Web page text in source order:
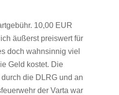
10,00 EUR
äußerst preiswert für
doch wahnsinnig viel
Geld kostet. Die
die DLRG und an
der Varta war